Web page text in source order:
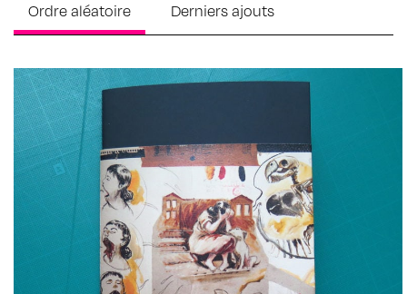
Ordre aléatoire Derniers ajouts